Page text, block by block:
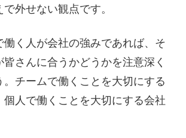
外せない観点です。
働く人が会社の強みであれば、そ
さんに合うかどうかを注意深く
。チームで働くことを大切にする
個人で働くことを大切にする会社